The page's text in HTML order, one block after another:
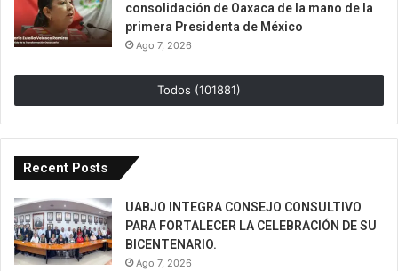
consolidación de Oaxaca de la mano de la
primera Presidenta de México
Ago 7, 2026
Todos (101881)
Recent Posts
UABJO INTEGRA CONSEJO CONSULTIVO
PARA FORTALECER LA CELEBRACIÓN DE SU
BICENTENARIO.
Ago 7, 2026